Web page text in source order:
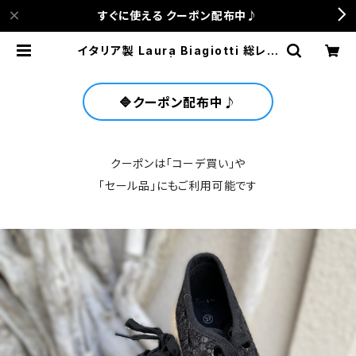
すぐに使える クーポン配布中♪
イタリア製 Laura Biagiotti 総レー
🔷クーポン配布中♪
クーポンは「コーデ買い」や
「セール品」にもご利用可能です